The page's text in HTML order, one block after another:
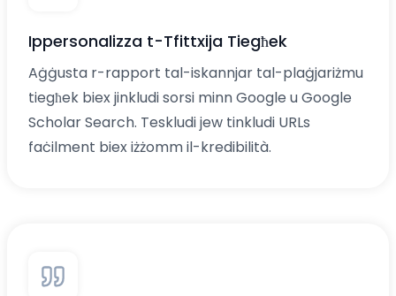
Ippersonalizza t-Tfittxija Tiegħek
Aġġusta r-rapport tal-iskannjar tal-plaġjariżmu
tiegħek biex jinkludi sorsi minn Google u Google
Scholar Search. Teskludi jew tinkludi URLs
faċilment biex iżżomm il-kredibilità.